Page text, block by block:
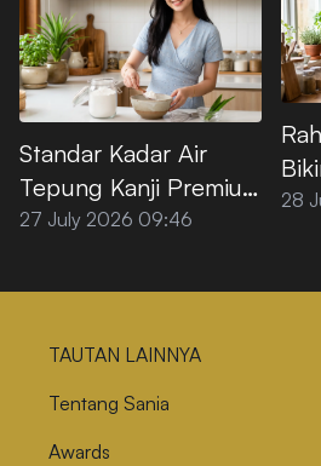
Standar Kadar Air
Tepung Kanji Premium
agar Tidak
27 July 2026 09:46
28
TAUTAN LAINNYA
Tentang Sania
Awards